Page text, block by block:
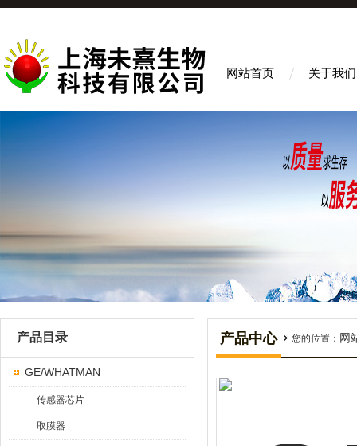
网站首页 关于我们
产品目录
GE/WHATMAN
传感器芯片
取膜器
产品中心 您的位置： 网